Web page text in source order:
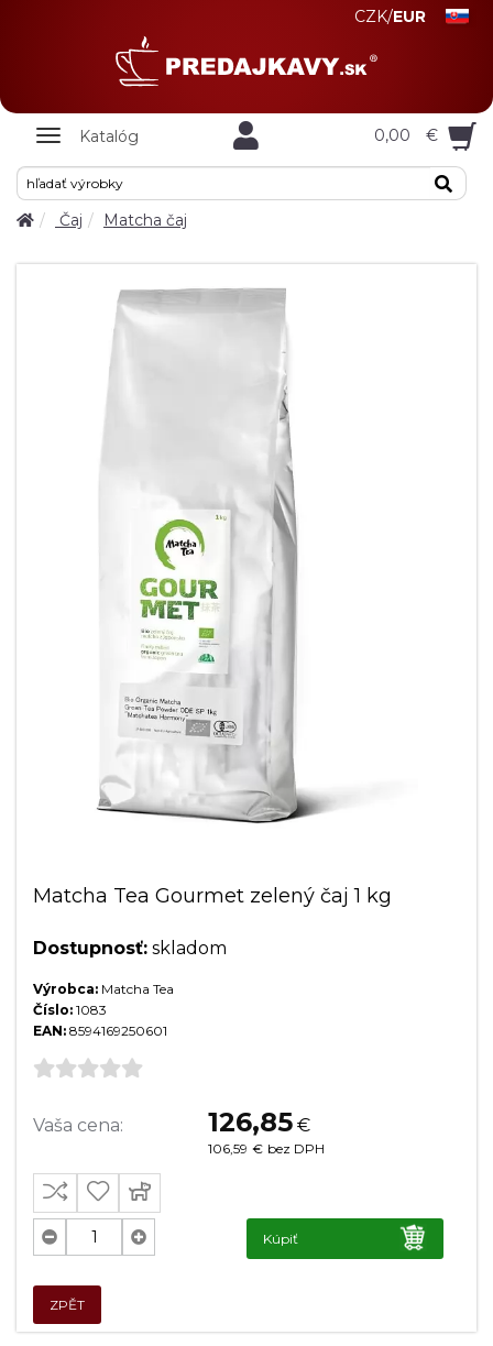
CZK/EUR
Zobrazit
Katalóg 0,00 €
Čaj Matcha čaj
Matcha Tea Gourmet zelený čaj 1 kg
Dostupnosť: skladom
Výrobca: Matcha Tea
Číslo: 1083
EAN: 8594169250601
Vaša cena: 126,85 €
106,59 € bez DPH
Kúpiť
ZPĚT